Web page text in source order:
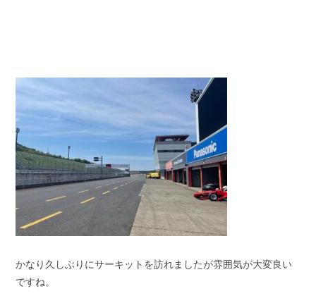
かなり久しぶりにサーキットを訪れましたが雰囲気が大変良い
ですね。